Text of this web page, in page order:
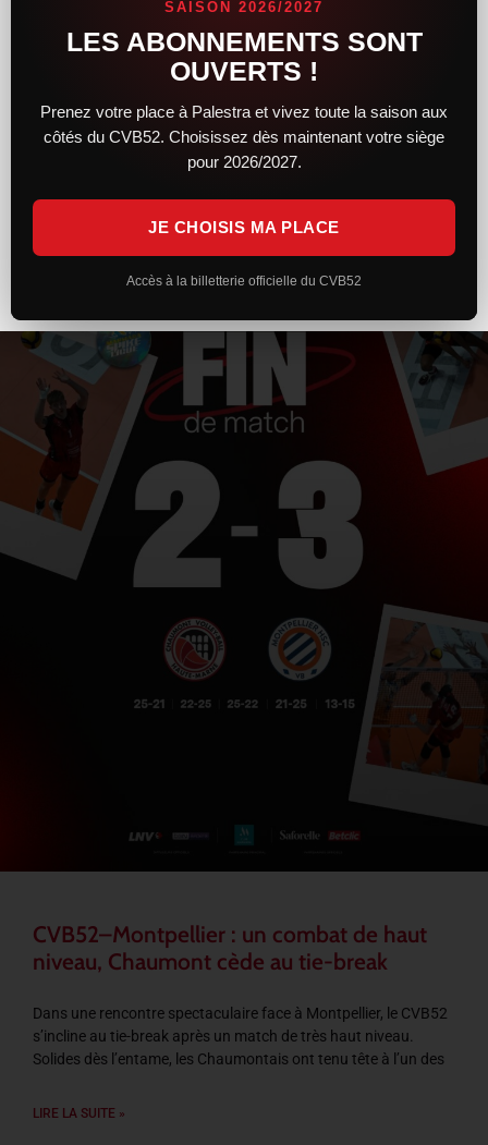
Après un premier set solide et engagé, le CVB52 n’a pas réussi
à maintenir son niveau face à Toulouse. Trop irréguliers et
pénalisés par plusieurs trous d’air, les Chaumontais s’inclinent
LIRE LA SUITE »
7 février 2026 20 h 26 min
CVB52–Montpellier : un combat de haut
niveau, Chaumont cède au tie-break
Dans une rencontre spectaculaire face à Montpellier, le CVB52
s’incline au tie-break après un match de très haut niveau.
Solides dès l’entame, les Chaumontais ont tenu tête à l’un des
LIRE LA SUITE »
SAISON 2026/2027
LES ABONNEMENTS SONT
OUVERTS !
Prenez votre place à Palestra et vivez toute la saison aux
côtés du CVB52. Choisissez dès maintenant votre siège
pour 2026/2027.
JE CHOISIS MA PLACE
Accès à la billetterie officielle du CVB52